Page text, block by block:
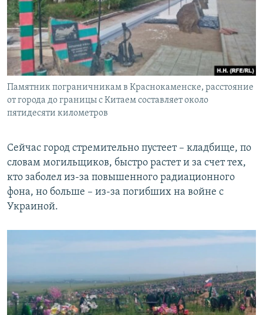
Памятник пограничникам в Краснокаменске, расстояние
от города до границы с Китаем составляет около
пятидесяти километров
Сейчас город стремительно пустеет – кладбище, по
словам могильщиков, быстро растет и за счет тех,
кто заболел из-за повышенного радиационного
фона, но больше – из-за погибших на войне с
Украиной.